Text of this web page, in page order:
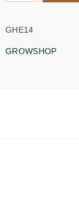
GHE14
GROWSHOP